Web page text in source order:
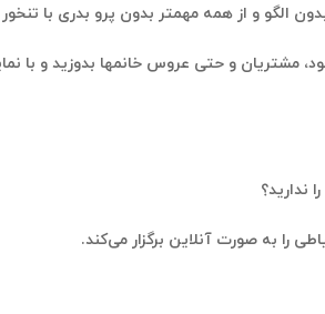
الگو و از همه مهمتر بدون پرو بدری با
مشتریان و حتی عروس خانمها بدوزید و با
ندارید؟
را به صورت آنلاین برگزار می‌کند.